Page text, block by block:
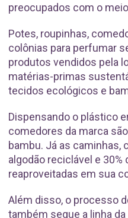
preocupados com o
Potes, roupinhas,
colônias para perfumar
produtos vendidos pela
matérias-primas
tecidos ecológicos e
Dispensando o plástico
comedores da marca
bambu. Já as caminhas,
algodão reciclável e 30%
reaproveitadas em sua
Além disso, o processo
também segue a linha